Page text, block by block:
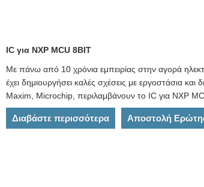
IC για NXP MCU 8BIT
Με πάνω από 10 χρόνια εμπειρίας στην αγορά
έχει δημιουργήσει καλές σχέσεις με εργοστάσια και
Maxim, Microchip, περιλαμβάνουν το IC για NXP
Διαβάστε περισσότερα Αποστολή